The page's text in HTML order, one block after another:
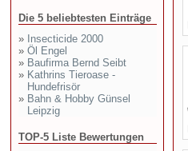
Die 5 beliebtesten Einträge
» Insecticide 2000
» Öl Engel
» Baufirma Bernd Seibt
» Kathrins Tieroase -
Hundefrisör
» Bahn & Hobby Günsel
Leipzig
TOP-5 Liste Bewertungen